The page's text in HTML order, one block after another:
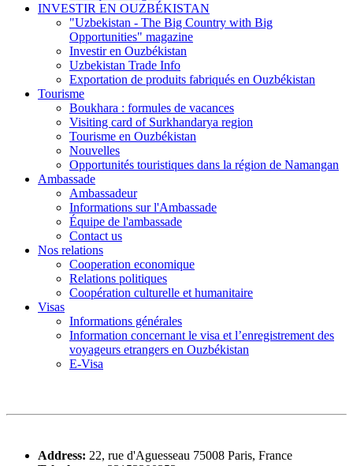
INVESTIR EN OUZBÉKISTAN
"Uzbekistan - The Big Country with Big
Opportunities" magazine
Investir en Ouzbékistan
Uzbekistan Trade Info
Exportation de produits fabriqués en Ouzbékistan
Tourisme
Boukhara : formules de vacances
Visiting card of Surkhandarya region
Tourisme en Ouzbékistan
Nouvelles
Opportunités touristiques dans la région de Namangan
Ambassade
Ambassadeur
Informations sur l'Ambassade
Équipe de l'ambassade
Contact us
Nos relations
Cooperation economique
Relations politiques
Coopération culturelle et humanitaire
Visas
Informations générales
Information concernant le visa et l’enregistrement des
voyageurs etrangers en Ouzbékistan
E-Visa
Address: 22, rue d'Aguesseau 75008 Paris, France